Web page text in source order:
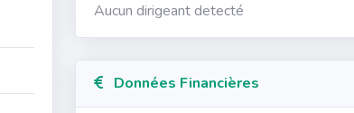
Aucun dirigeant detecté
Données Financières